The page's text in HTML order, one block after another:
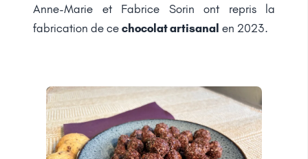
Anne-Marie et Fabrice Sorin ont repris la
fabrication de ce chocolat artisanal en 2023.